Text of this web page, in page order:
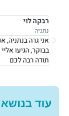
רבקה לוי
נתניה
תודה רבה לכם
עוד